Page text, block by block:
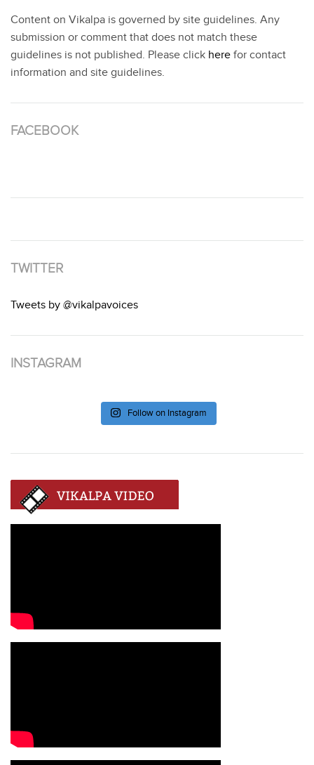
Content on Vikalpa is governed by site guidelines. Any
submission or comment that does not match these
guidelines is not published. Please click here for contact
information and site guidelines.
FACEBOOK
TWITTER
Tweets by @vikalpavoices
INSTAGRAM
Follow on Instagram